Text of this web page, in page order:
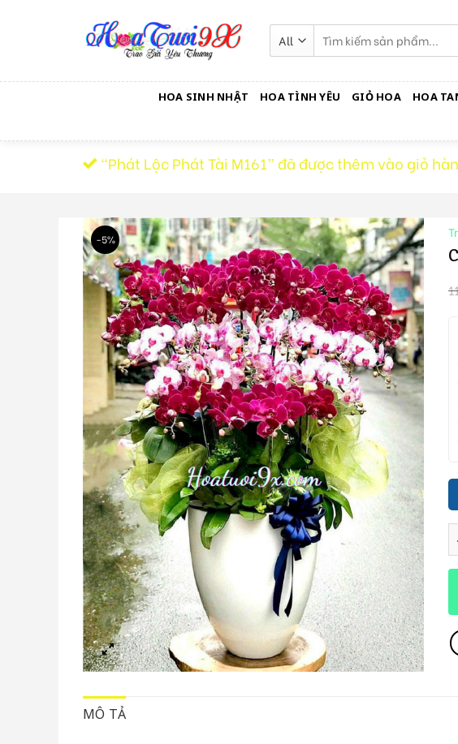
kiếm:
HOA SINH NHẬT HOA TÌNH YÊU GIỎ HOA HOA
“Phát Lộc Phát Tài M161” đã được thêm vào giỏ
-5%
MÔ TẢ